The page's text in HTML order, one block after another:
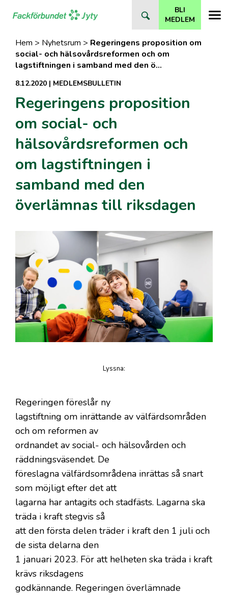
BLI
MEDLEM
Hem > Nyhetsrum > Regeringens proposition om
social- och hälsovårdsreformen och om
lagstiftningen i samband med den ö…
8.12.2020 | MEDLEMSBULLETIN
Regeringens proposition
om social- och
hälsovårdsreformen och
om lagstiftningen i
samband med den
överlämnas till riksdagen
Lyssna:
Regeringen föreslår ny
lagstiftning om inrättande av välfärdsområden
och om reformen av
ordnandet av social- och hälsovården och
räddningsväsendet. De
föreslagna välfärdsområdena inrättas så snart
som möjligt efter det att
lagarna har antagits och stadfästs. Lagarna ska
träda i kraft stegvis så
att den första delen träder i kraft den 1 juli och
de sista delarna den
1 januari 2023. För att helheten ska träda i kraft
krävs riksdagens
godkännande. Regeringen överlämnade